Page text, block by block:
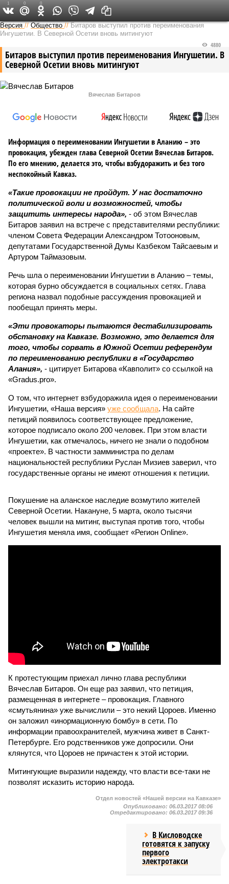
Версия на Кавказе
Версия //Общество //Битаров выступил против переименования
Ингушетии. В Северной Осетии вновь митингуют
Битаров выступил против переименования Ингушетии. В
Северной Осетии вновь митингуют
4880
Вячеслав Битаров
Информация о переименовании Ингушетии в Аланию – это
провокация, убежден глава Северной Осетии Вячеслав Битаров.
По его мнению, делается это, чтобы взбудоражить и без того
неспокойный Кавказ.
«Такие провокации не пройдут. У нас достаточно
политической воли и возможностей, чтобы
защитить интересы народа», - об этом Вячеслав
Битаров заявил на встрече с представителями республики:
членом Совета Федерации Александром Тотооновым,
депутатами Государственной Думы Казбеком Тайсаевым и
Артуром Таймазовым.
Речь шла о переименовании Ингушетии в Аланию – темы,
которая бурно обсуждается в социальных сетях. Глава
региона назвал подобные рассуждения провокацией и
пообещал принять меры.
«Эти провокаторы пытаются дестабилизировать
обстановку на Кавказе. Возможно, это делается для
того, чтобы сорвать в Южной Осетии референдум
по переименованию республики в «Государство
Алания», - цитирует Битарова «Кавполит» со ссылкой на
«Gradus.pro».
О том, что интернет взбудоражила идея о переименовании
Ингушетии, «Наша версия» уже сообщала. На сайте
петиций появилось соответствующее предложение,
которое подписало около 200 человек. При этом власти
Ингушетии, как отмечалось, ничего не знали о подобном
«проекте». В частности замминистра по делам
национальностей республики Руслан Мизиев заверил, что
государственные органы не имеют отношения к петиции.
Покушение на аланское наследие возмутило жителей
Северной Осетии. Накануне, 5 марта, около тысячи
человек вышли на митинг, выступая против того, чтобы
Ингушетия меняла имя, сообщает «Регион Online».
К протестующим приехал лично глава республики
Вячеслав Битаров. Он еще раз заявил, что петиция,
размещенная в интернете – провокация. Главного
«смутьянина» уже вычислили – это некий Цороев. Именно
он заложил «инормационную бомбу» в сети. По
информации правоохранителей, мужчина живет в Санкт-
Петербурге. Его родственников уже допросили. Они
клянутся, что Цороев не причастен к этой истории.
Митингующие выразили надежду, что власти все-таки не
позволят исказить историю народа.
1 0 0
Отдел новостей «Нашей версии на Кавказе»
Опубликовано: 06.03.2017 08:06
Отредактировано: 06.03.2017 09:36
В Кисловодске
готовятся к запуску
первого
электротакси